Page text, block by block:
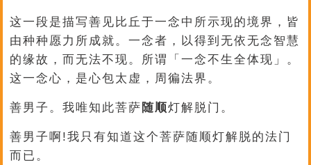
这一段是描写善见比丘于一念中所示现的境界，皆
由种种愿力所成就。一念者，以得到无依无念智慧
的缘故，而无法不现。所谓「一念不生全体现」。
这一念心，是心包太虚，周徧法界。
善男子。我唯知此菩萨 随顺灯解脱门。
善男子啊!我只有知道这个菩萨随顺灯解脱的法门
而已。